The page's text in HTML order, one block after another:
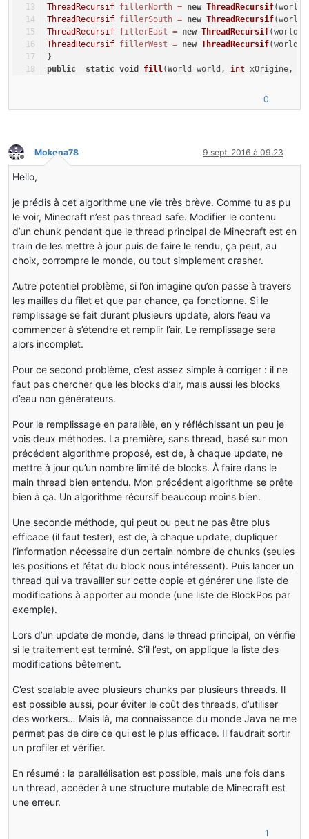
ThreadRecursif fillerNorth = new ThreadRecursif
ThreadRecursif fillerSouth = new ThreadRecursif
ThreadRecursif fillerEast = new ThreadRecursif(world,
ThreadRecursif fillerWest = new ThreadRecursif(world,
}
public
static void fill(World world, int xOrigine,
fill(world, xOrigine, yOrigine, zOrigine, limit,
}
public
static void fill(World world, int xOrigine,
}
public static class ThreadRecursif extends Thread
{
xOrigine;
yOrigine;
int
zOrigine;
int limitSize;
int limit;
int actual;
Block water;
EnumFacing direction;
public ThreadRecursif(World world, int xOrigine, int
{
this.world = world;
this .xOrigine = xOrigine;
.yOrigine = yOrigine;
this .zOrigine = zOrigine;
this.limit = limit;
this.actual = 0 ;
this.limitSize = (int )Math.sqrt(limit); // 2500 = 50²
this.air = air;
this
.direction = direction;
start();
}
public void start()
{
updateOrigineBlock(xOrigine, yOrigine, zOrigine);
public boolean
if( Math.abs(xOrigine - x) < limitSize &&
{
if(world.getBlock(x, y, z) == air)
0
Hors-ligne
Mokona78 9 sept. 2016 à 09:23
Hello,
je prédis à cet algorithme une vie très brève. Comme tu as pu
le voir, Minecraft n’est pas thread safe. Modifier le contenu
d’un chunk pendant que le thread principal de Minecraft est en
train de les mettre à jour puis de faire le rendu, ça peut, au
choix, corrompre le monde, ou tout simplement crasher.
Autre potentiel problème, si l’on imagine qu’on passe à travers
les mailles du filet et que par chance, ça fonctionne. Si le
remplissage se fait durant plusieurs update, alors l’eau va
commencer à s’étendre et remplir l’air. Le remplissage sera
alors incomplet.
Pour ce second problème, c’est assez simple à corriger : il ne
faut pas chercher que les blocks d’air, mais aussi les blocks
d’eau non générateurs.
Pour le remplissage en parallèle, en y réfléchissant un peu je
vois deux méthodes. La première, sans thread, basé sur mon
précédent algorithme proposé, est de, à chaque update, ne
mettre à jour qu’un nombre limité de blocks. À faire dans le
main thread bien entendu. Mon précédent algorithme se prête
bien à ça. Un algorithme récursif beaucoup moins bien.
Une seconde méthode, qui peut ou peut ne pas être plus
efficace (il faut tester), est de, à chaque update, dupliquer
l’information nécessaire d’un certain nombre de chunks (seules
les positions et l’état du block nous intéressent). Puis lancer un
thread qui va travailler sur cette copie et générer une liste de
modifications à apporter au monde (une liste de BlockPos par
exemple).
Lors d’un update de monde, dans le thread principal, on vérifie
si le traitement est terminé. S’il l’est, on applique la liste des
modifications bêtement.
C’est scalable avec plusieurs chunks par plusieurs threads. Il
est possible aussi, pour éviter le coût des threads, d’utiliser
des workers… Mais là, ma connaissance du monde Java ne me
permet pas de dire ce qui est le plus efficace. Il faudrait sortir
un profiler et vérifier.
En résumé : la parallélisation est possible, mais une fois dans
un thread, accéder à une structure mutable de Minecraft est
une erreur.
1